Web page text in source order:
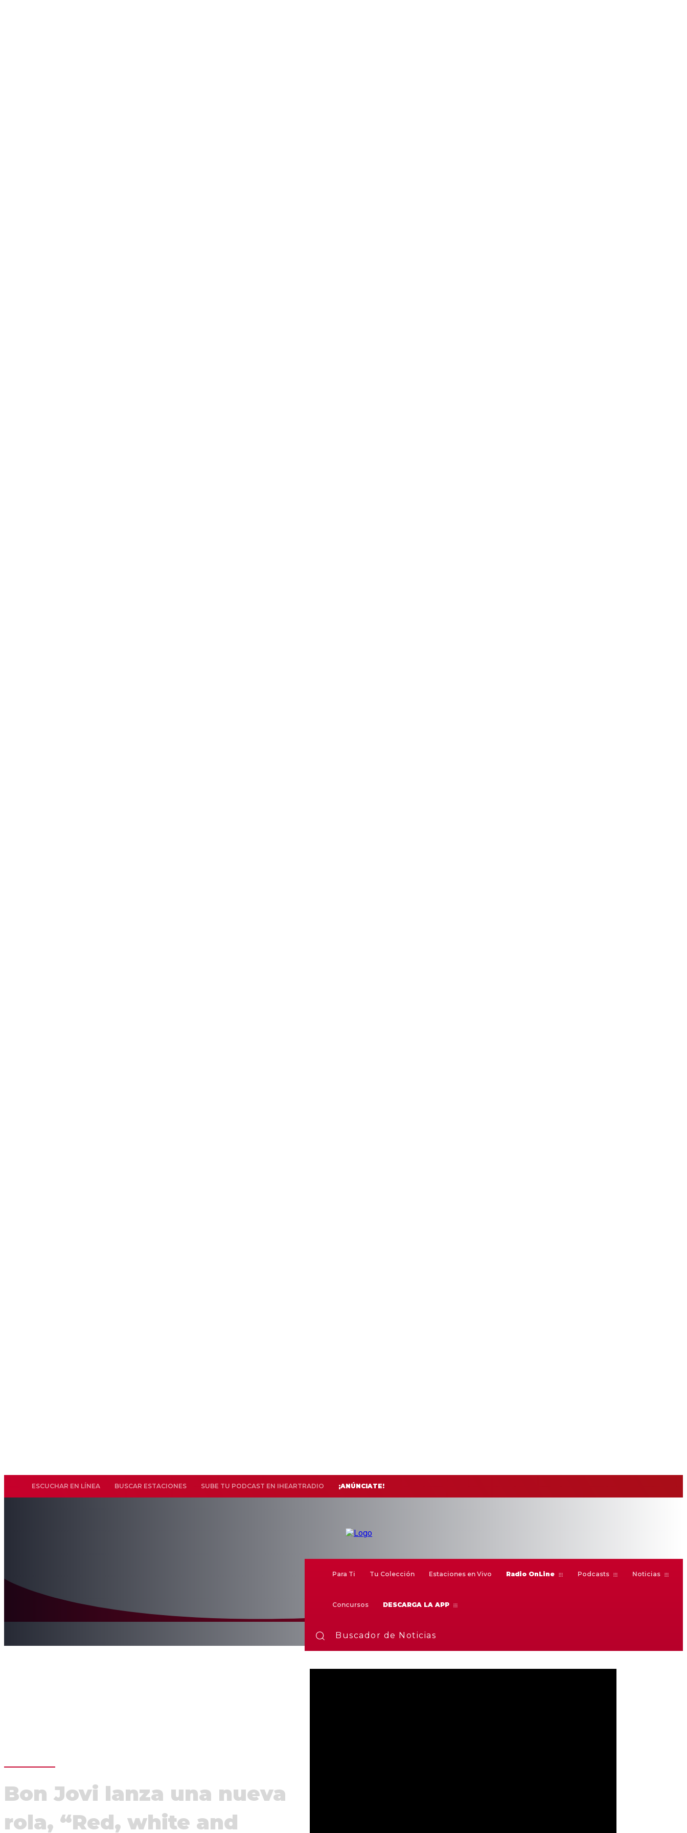
ESCUCHAR EN LÍNEA BUSCAR ESTACIONES SUBE TU PODCAST EN IHEARTRADIO ¡ANÚNCIATE!
Para Ti Tu Colección Estaciones en Vivo Radio OnLine Podcasts Noticias
Concursos DESCARGA LA APP
Buscador de Noticias
Bon Jovi lanza una nueva
rola, “Red, white and